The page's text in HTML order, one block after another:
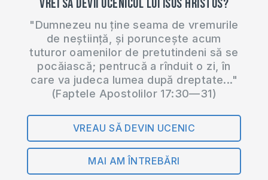
Vrei să devii ucenicul lui Isus Hristos?
"Dumnezeu nu ține seama de vremurile
de neștiință, și poruncește acum
tuturor oamenilor de pretutindeni să se
pocăiască; pentrucă a rînduit o zi, în
care va judeca lumea după dreptate..."
(Faptele Apostolilor 17:30—31)
VREAU SĂ DEVIN UCENIC
MAI AM ÎNTREBĂRI